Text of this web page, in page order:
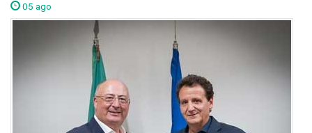
05 ago